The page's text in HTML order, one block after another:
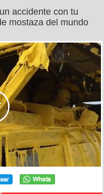
accidente con tu
mostaza del mundo